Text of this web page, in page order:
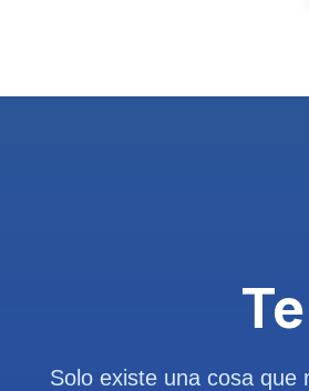
Solo existe una cosa que